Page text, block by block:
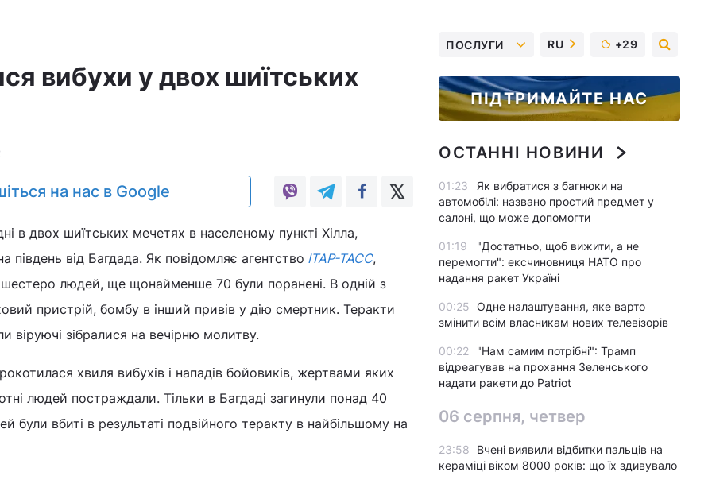
вибухи у двох шиїтських
на нас в Google
в двох шиїтських мечетях в населеному пункті Хілла,
від Багдада. Як повідомляє агентство ІТАР-ТАСС,
людей, ще щонайменше 70 були поранені. В одній з
пристрій, бомбу в інший привів у дію смертник. Теракти
віруючі зібралися на вечірню молитву.
хвиля вибухів і нападів бойовиків, жертвами яких
людей постраждали. Тільки в Багдаді загинули понад 40
були вбиті в результаті подвійного теракту в найбільшому на
ПОСЛУГИ RU +29
ПІДТРИМАЙТЕ НАС
ОСТАННІ НОВИНИ
01:23
Як вибратися з багнюки на
автомобілі: названо простий предмет у
салоні, що може допомогти
01:19
"Достатньо, щоб вижити, а не
перемогти": ексчиновниця НАТО про
надання ракет Україні
00:25 Одне налаштування, яке варто
змінити всім власникам нових телевізорів
00:22
"Нам самим потрібні": Трамп
відреагував на прохання Зеленського
надати ракети до Patriot
06 серпня, четвер
23:58
Вчені виявили відбитки пальців на
кераміці віком 8000 років: що їх здивувало